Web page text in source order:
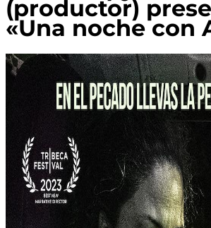
(productor)
«Una noche con